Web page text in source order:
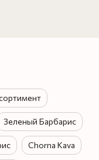
Зеленый Барбарис
Chorna Kava